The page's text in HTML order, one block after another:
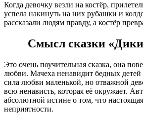
Когда девочку везли на костёр,
успела накинуть на них рубашки и
рассказали людям правду, а костёр
Смысл сказки
Это очень поучительная сказка, она
любви. Мачеха ненавидит бедных детей
сила любви маленькой, но отважной
всю ненависть, которая её окружает.
абсолютной истине о том, что
неприятности.